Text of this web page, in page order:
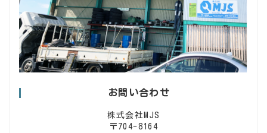
お問い合わせ
株式会社MJS
〒704-8164